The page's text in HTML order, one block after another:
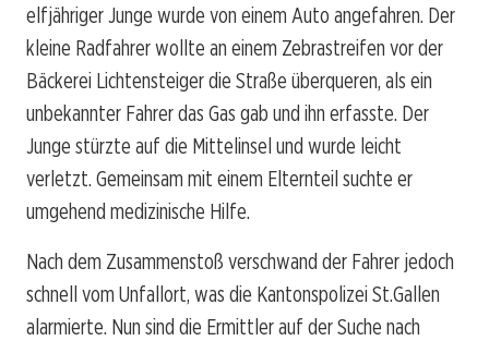
elfjähriger Junge wurde von einem Auto angefahren. Der
kleine Radfahrer wollte an einem Zebrastreifen vor der
Bäckerei Lichtensteiger die Straße überqueren, als ein
unbekannter Fahrer das Gas gab und ihn erfasste. Der
Junge stürzte auf die Mittelinsel und wurde leicht
verletzt. Gemeinsam mit einem Elternteil suchte er
umgehend medizinische Hilfe.
Nach dem Zusammenstoß verschwand der Fahrer jedoch
schnell vom Unfallort, was die Kantonspolizei St.Gallen
alarmierte. Nun sind die Ermittler auf der Suche nach